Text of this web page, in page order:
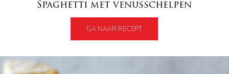
Spaghetti met venusschelpen
GA NAAR RECEPT